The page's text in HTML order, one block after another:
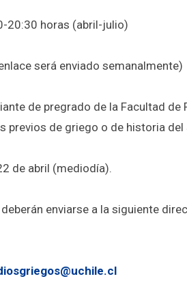
20:30 horas (abril-julio)
será enviado semanalmente)
de pregrado de la Facultad
previos de griego o de historia del
de abril (mediodía).
enviarse a la siguiente